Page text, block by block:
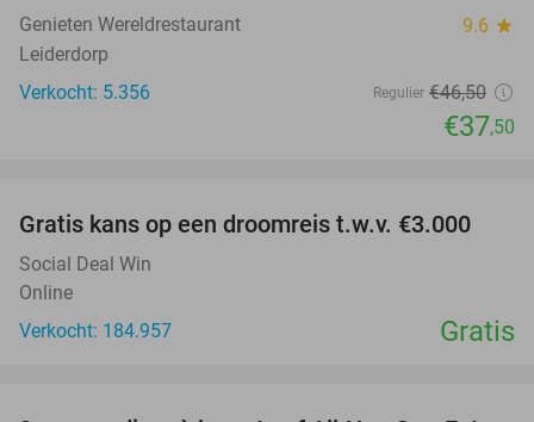
Genieten Wereldrestaurant 9.6 star
Leiderdorp
Verkocht: 5.356
Regulier €46,50
€37,50
Gratis kans op een droomreis t.w.v. €3.000
Social Deal Win
Online
Verkocht: 184.957
Gratis